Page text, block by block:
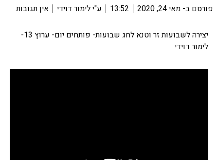
פורסם ב- מאי 24, 2020 13:52 ע"ילימור דוידי אין תגובות
יצירה לשבועות זר וטנא לחג שבועות- פותחים יום- ערוץ 13-
לימור דוידי